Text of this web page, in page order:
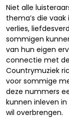
Niet alle
thema’s die
verlies,
sommigen
van hun eigen
connectie met
Countrymuziek
voor sommige
deze nummers
kunnen inleven
wil overbrengen.